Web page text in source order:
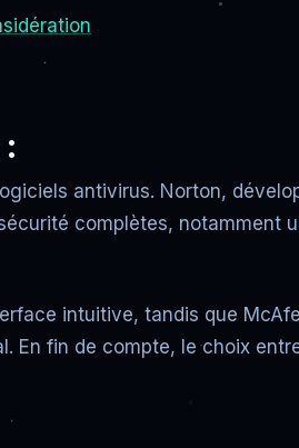
antivirus. Norton,
complètes, notamment
intuitive, tandis que
fin de compte, le choix